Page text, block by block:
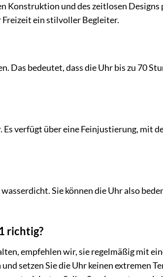
Konstruktion und des zeitlosen
Freizeit ein stilvoller Begleiter.
Das bedeutet, dass die Uhr bis zu 70
verfügt über eine Feinjustierung, mit
Sie können die Uhr also
richtig?
empfehlen wir, sie regelmäßig mit
setzen Sie die Uhr keinen extremen